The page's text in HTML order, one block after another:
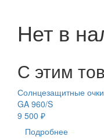
Нет в
С этим
Солнцезащитные
GA 960/S
9 500 ₽
Подробнее